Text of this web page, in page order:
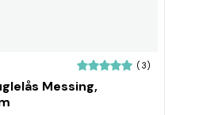
(3)
Messing,